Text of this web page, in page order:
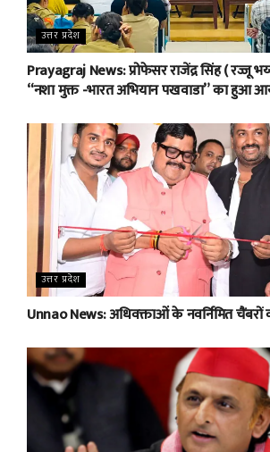
उत्तर प्रदेश
Prayagraj News: प्रोफेसर राजेंद्र सिंह ( रज्जू
“नशा मुक्त -भारत अभियान पखवाडा” का हुआ
उत्तर प्रदेश
Unnao News: अधिवक्ताओं के नवर्निमित